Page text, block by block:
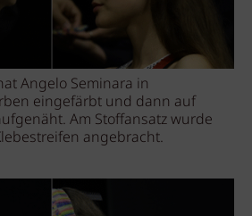
Angelo Seminara in
eingefärbt und dann auf
Am Stoffansatz wurde
angebracht.